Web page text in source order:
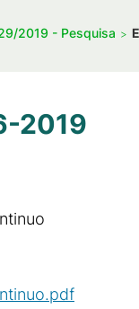
2019 - Pesquisa
2019